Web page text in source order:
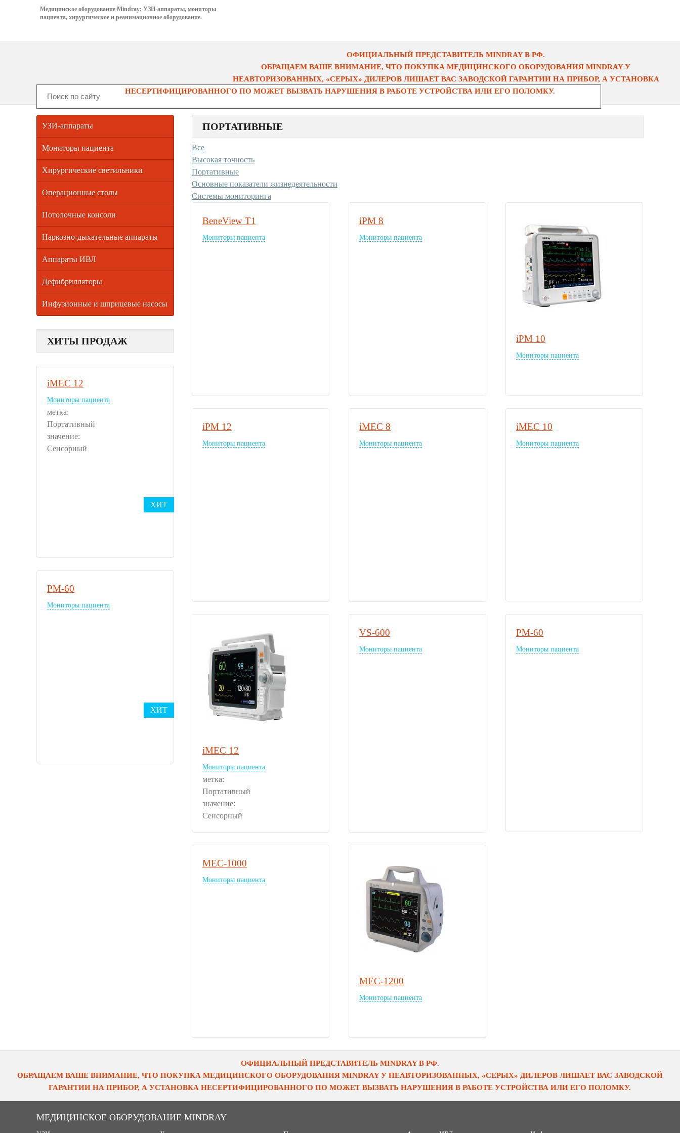
Медицинское оборудование Mindray: УЗИ-аппараты, мониторы
пациента, хирургическое и реанимационное оборудование.
ОФИЦИАЛЬНЫЙ ПРЕДСТАВИТЕЛЬ MINDRAY В РФ.
ОБРАЩАЕМ ВАШЕ ВНИМАНИЕ, ЧТО ПОКУПКА МЕДИЦИНСКОГО ОБОРУДОВАНИЯ MINDRAY У
НЕАВТОРИЗОВАННЫХ, «СЕРЫХ» ДИЛЕРОВ ЛИШАЕТ ВАС ЗАВОДСКОЙ ГАРАНТИИ НА ПРИБОР, А УСТАНОВКА
НЕСЕРТИФИЦИРОВАННОГО ПО МОЖЕТ ВЫЗВАТЬ НАРУШЕНИЯ В РАБОТЕ УСТРОЙСТВА ИЛИ ЕГО ПОЛОМКУ.
УЗИ-аппараты
Мониторы пациента
Хирургические светильники
Операционные столы
Потолочные консоли
Наркозно-дыхательные аппараты
Аппараты ИВЛ
Дефибрилляторы
Инфузионные и шприцевые насосы
ХИТЫ ПРОДАЖ
iMEC 12
ХИТ
Мониторы пациента
метка:
Портативный
значение:
Сенсорный
PM-60
ХИТ
Мониторы пациента
ПОРТАТИВНЫЕ
Все
Высокая точность
Портативные
Основные показатели жизнедеятельности
Системы мониторинга
BeneView T1
Мониторы пациента
iPM 8
Мониторы пациента
iPM 10
Мониторы пациента
iPM 12
Мониторы пациента
iMEC 8
Мониторы пациента
iMEC 10
Мониторы пациента
iMEC 12
Мониторы пациента
метка:
Портативный
значение:
Сенсорный
VS-600
Мониторы пациента
PM-60
Мониторы пациента
MEC-1000
Мониторы пациента
MEC-1200
Мониторы пациента
ОФИЦИАЛЬНЫЙ ПРЕДСТАВИТЕЛЬ MINDRAY В РФ.
ОБРАЩАЕМ ВАШЕ ВНИМАНИЕ, ЧТО ПОКУПКА МЕДИЦИНСКОГО ОБОРУДОВАНИЯ MINDRAY У НЕАВТОРИЗОВАННЫХ, «СЕРЫХ» ДИЛЕРОВ ЛИШАЕТ ВАС ЗАВОДСКОЙ
ГАРАНТИИ НА ПРИБОР, А УСТАНОВКА НЕСЕРТИФИЦИРОВАННОГО ПО МОЖЕТ ВЫЗВАТЬ НАРУШЕНИЯ В РАБОТЕ УСТРОЙСТВА ИЛИ ЕГО ПОЛОМКУ.
МЕДИЦИНСКОЕ ОБОРУДОВАНИЕ MINDRAY